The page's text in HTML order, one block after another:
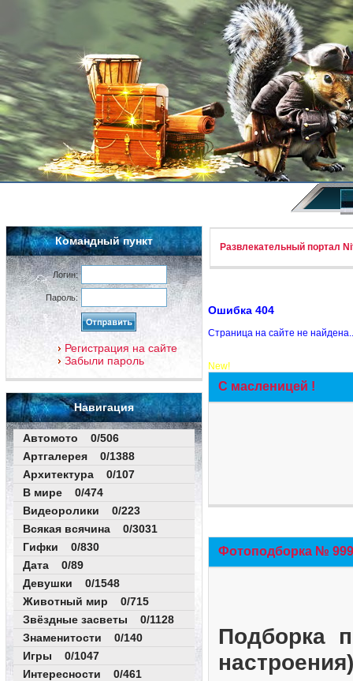
Командный пункт
Логин:
Пароль:
Регистрация на сайте
Забыли пароль
Навигация
Автомото 0/506
Артгалерея 0/1388
Архитектура 0/107
В мире 0/474
Видеоролики 0/223
Всякая всячина 0/3031
Гифки 0/830
Дата 0/89
Девушки 0/1548
Животный мир 0/715
Звёздные засветы 0/1128
Знаменитости 0/140
Игры 0/1047
Интересности 0/461
Развлекательный портал
Ошибка 404
Страница на сайте не
New!
С масленицей !
Фотоподборка №
Подборка